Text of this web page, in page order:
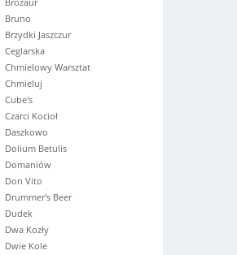
Bruno
Brzydki Jaszczur
Ceglarska
Chmielowy Warsztat
Chmieluj
Cube's
Czarci Kocioł
Daszkowo
Dolium Betulis
Domaniów
Don Vito
Drummer's Beer
Dudek
Dwa Kozły
Dwie Kole